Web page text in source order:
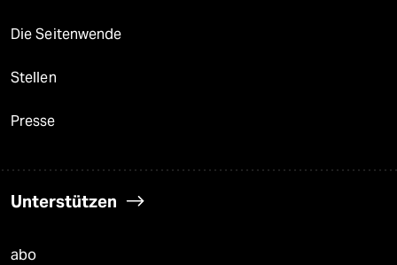
Die Seitenwende
Stellen
Presse
Unterstützen
abo